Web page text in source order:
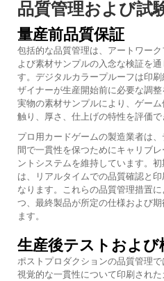
品質管理および試
量産前品質保証
包括的な品質管理は、アートワー
よび素材サンプルの入念な検証を
す。デジタルカラープルーフは印
ザイナーが生産開始前に必要な調整
実物の素材サンプルにより、ゲー
触り、厚さ、仕上げの特性を評価で
プロ用カードゲームの製造業者は
間で一貫性を保つためにキャリブ
ントシステムを維持しています。
は、リアルタイムでの品質確認と
なります。これらの品質管理措置
つ、最終製品が所定の仕様および
ます。
生産後テストおよび
ポストプロダクションの品質管理で
視覚的な一貫性について印刷され